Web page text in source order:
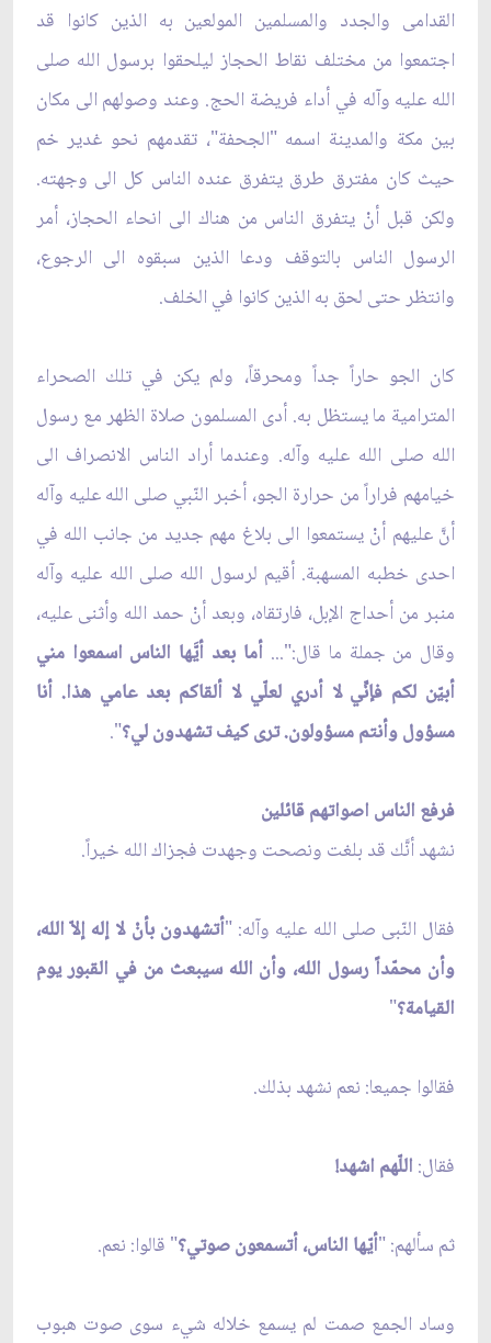
القدامى والجدد والمسلمين المولعين به الذين كانوا قد
اجتمعوا من مختلف نقاط الحجاز ليلحقوا برسول الله صلى
الله عليه وآله في أداء فريضة الحج. وعند وصولهم الى مكان
بين مكة والمدينة اسمه "الجحفة"، تقدمهم نحو غدير خم
حيث كان مفترق طرق يتفرق عنده الناس كل الى وجهته.
ولكن قبل أنْ يتفرق الناس من هناك الى انحاء الحجاز، أمر
الرسول الناس بالتوقف ودعا الذين سبقوه الى الرجوع،
وانتظر حتى لحق به الذين كانوا في الخلف.
كان الجو حاراً جداً ومحرقاً، ولم يكن في تلك الصحراء
المترامية ما يستظل به. أدى المسلمون صلاة الظهر مع رسول
الله صلى الله عليه وآله. وعندما أراد الناس الانصراف الى
خيامهم فراراً من حرارة الجو، أخبر النّبي صلى الله عليه وآله
أنَّ عليهم أنْ يستمعوا الى بلاغ مهم جديد من جانب الله في
احدى خطبه المسهبة. أقيم لرسول الله صلى الله عليه وآله
منبر من أحداج الإبل، فارتقاه، وبعد أنْ حمد الله وأثنى عليه،
وقال من جملة ما قال:"... أما بعد أيَّها الناس اسمعوا مني
أبيّن لكم فإنِّي لا أدري لعلّي لا ألقاكم بعد عامي هذا. أنا
مسؤول وأنتم مسؤولون. ترى كيف تشهدون لي؟".
فرفع الناس اصواتهم قائلين
نشهد أنَّك قد بلغت ونصحت وجهدت فجزاك الله خيراً.
فقال النّبى صلى الله عليه وآله: "أتشهدون بأنْ لا إله إلاّ الله،
وأن محمّداً رسول الله، وأن الله سيبعث من في القبور يوم
القيامة؟"
فقالوا جميعا: نعم نشهد بذلك.
فقال: اللّهم اشهد!
ثم سألهم: "أيّها الناس، أتسمعون صوتي؟" قالوا: نعم.
وساد الجمع صمت لم يسمع خلاله شيء سوى صوت هبوب